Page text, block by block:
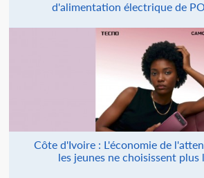
d'alimentation électrique de
Côte d'Ivoire : L'économie de
les jeunes ne choisissent plus